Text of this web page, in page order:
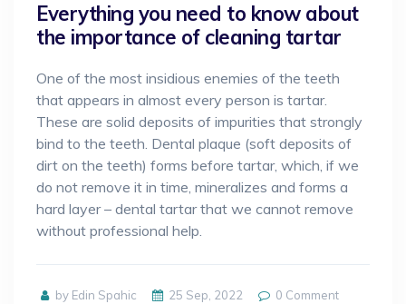
Everything you need to know about
the importance of cleaning tartar
One of the most insidious enemies of the teeth
that appears in almost every person is tartar.
These are solid deposits of impurities that strongly
bind to the teeth. Dental plaque (soft deposits of
dirt on the teeth) forms before tartar, which, if we
do not remove it in time, mineralizes and forms a
hard layer – dental tartar that we cannot remove
without professional help.
by Edin Spahic 25 Sep, 2022 0 Comment